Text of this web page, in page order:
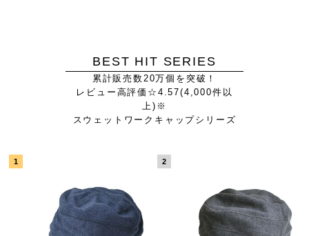
BEST HIT SERIES
累計販売数20万個を突破！
レビュー高評価☆4.57(4,000件以
上)※
スウェットワークキャップシリーズ